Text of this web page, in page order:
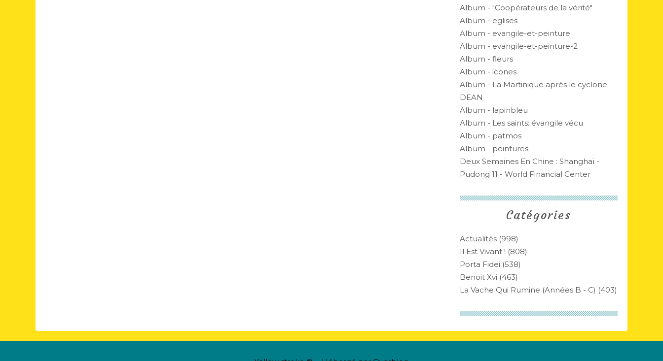
Catégories
Actualités (998)
Il Est Vivant ! (808)
Porta Fidei (538)
Benoit Xvi (463)
La Vache Qui Rumine (années B - C) (403)
Album - "Coopérateurs de la vérité"
Album - eglises
Album - evangile-et-peinture
Album - evangile-et-peinture-2
Album - fleurs
Album - icones
Album - La Martinique après le cyclone
DEAN
Album - lapinbleu
Album - Les saints: évangile vécu
Album - patmos
Album - peintures
Deux Semaines En Chine : Shanghaï -
Pudong 11 - World Financial Center